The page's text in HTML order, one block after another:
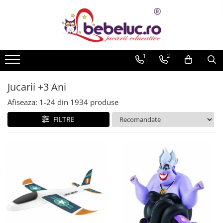
Toate Produsele
Jucarii pe varste
Jucarii educative
Seturi de construit
Jucarii magnetice
Cuburi de construit
Seturi Experimente pentru copii
Jucarii Creativitate
Lucru manual copii
Plastilina
1 2
Jucarii +3 Ani
Afiseaza: 1-24 din 1934 produse
FILTRE